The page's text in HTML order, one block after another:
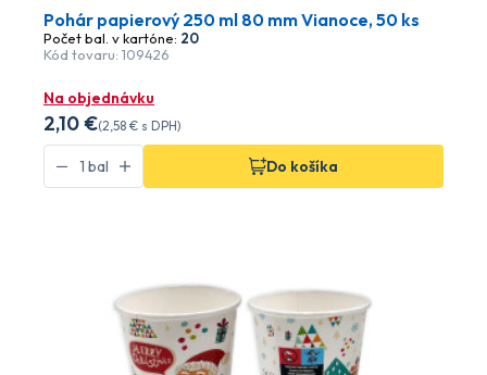
Pohár papierový 250 ml 80 mm Vianoce, 50 ks
Počet bal. v kartóne: 20
Kód tovaru: 109426
Na objednávku
2,10 €(2,58 € s DPH)
Do košíka